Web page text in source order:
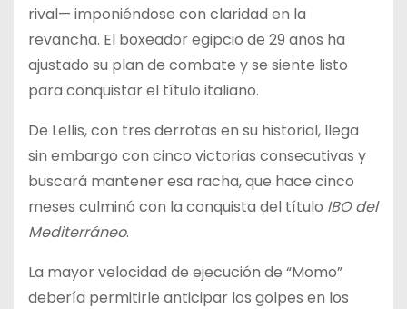
rival— imponiéndose con claridad en la
revancha. El boxeador egipcio de 29 años ha
ajustado su plan de combate y se siente listo
para conquistar el título italiano.
De Lellis, con tres derrotas en su historial, llega
sin embargo con cinco victorias consecutivas y
buscará mantener esa racha, que hace cinco
meses culminó con la conquista del título IBO del
Mediterráneo.
La mayor velocidad de ejecución de “Momo”
debería permitirle anticipar los golpes en los